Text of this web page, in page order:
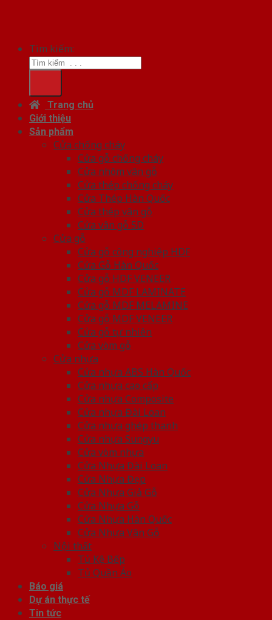
Tìm kiếm:
Trang chủ
Giới thiệu
Sản phẩm
Cửa chống cháy
Cửa gỗ chống cháy
Cửa nhôm vân gỗ
Cửa thép chống cháy
Cửa Thép Hàn Quốc
Cửa thép vân gỗ
Cửa vân gỗ 5D
Cửa gỗ
Cửa gỗ công nghiệp HDF
Cửa Gỗ Hàn Quốc
Cửa gỗ HDF VENEER
Cửa gỗ MDF LAMINATE
Cửa gỗ MDF MELAMINE
Cửa gỗ MDF VENEER
Cửa gỗ tự nhiên
Cửa vòm gỗ
Cửa nhựa
Cửa nhựa ABS Hàn Quốc
Cửa nhựa cao cấp
Cửa nhựa Composite
Cửa nhựa Đài Loan
Cửa nhựa ghép thanh
Cửa nhựa Sungyu
Cửa vòm nhựa
Cửa Nhựa Đài Loan
Cửa Nhựa Đẹp
Cửa Nhựa Giả Gỗ
Cửa Nhựa Gỗ
Cửa Nhựa Hàn Quốc
Cửa Nhựa Vân Gỗ
Nội thất
Tủ Kệ Bếp
Tủ Quần Áo
Báo giá
Dự án thực tế
Tin tức